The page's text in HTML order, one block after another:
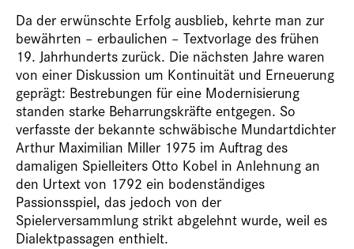
Da der erwünschte Erfolg ausblieb, kehrte man zur
bewährten – erbaulichen – Textvorlage des frühen
19. Jahrhunderts zurück. Die nächsten Jahre waren
von einer Diskussion um Kontinuität und Erneuerung
geprägt: Bestrebungen für eine Modernisierung
standen starke Beharrungskräfte entgegen. So
verfasste der bekannte schwäbische Mundartdichter
Arthur Maximilian Miller 1975 im Auftrag des
damaligen Spielleiters Otto Kobel in Anlehnung an
den Urtext von 1792 ein bodenständiges
Passionsspiel, das jedoch von der
Spielerversammlung strikt abgelehnt wurde, weil es
Dialektpassagen enthielt.